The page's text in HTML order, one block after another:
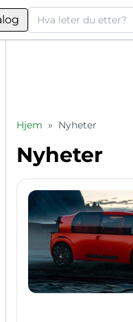
Søk
Hjem » Nyheter
Nyheter